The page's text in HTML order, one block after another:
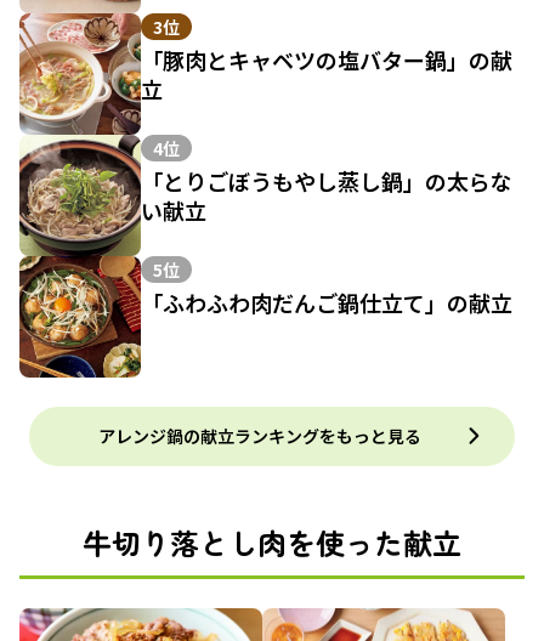
3位
「豚肉とキャベツの塩バター鍋」の献
立
4位
「とりごぼうもやし蒸し鍋」の太らな
い献立
5位
「ふわふわ肉だんご鍋仕立て」の献立
アレンジ鍋の献立ランキングをもっと見る
牛切り落とし肉を使った献立